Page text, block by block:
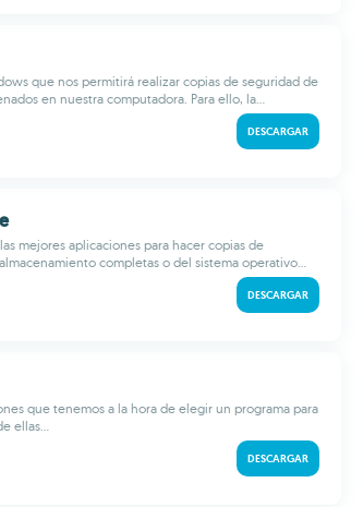
que nos permitirá realizar copias de seguridad de
en nuestra computadora. Para ello, la...
DESCARGAR
mejores aplicaciones para hacer copias de
completas o del sistema operativo...
DESCARGAR
que tenemos a la hora de elegir un programa para
ellas...
DESCARGAR